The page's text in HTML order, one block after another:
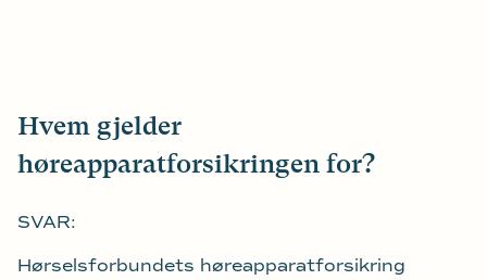
Hvem gjelder
høreapparatforsikringen for?
SVAR:
Hørselsforbundets høreapparatforsikring